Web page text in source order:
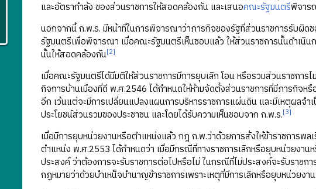
และอัตรากำลัง ของส่วนราชการให้สอดคล้องกัน และเสนอคณะรัฐมนตรีพิจาร
นอกจากนี้ ก.พ.ร. มีหน้าที่ในการพิจารณาว่าภารกิจของรัฐที่ส่วนราชการรับผิด
รัฐมนตรีเพื่อพิจารณา เมื่อคณะรัฐมนตรีเห็นชอบแล้ว ให้ส่วนราชการนั้นดำเนิ
นั้นให้สอดคล้องกัน[2]
เมื่อคณะรัฐมนตรีได้มีมติให้ส่วนราชการมีการยุบเลิก โอน หรือรวมส่วนราชกา
กิจการบ้านเมืองที่ดี พ.ศ.2546 ได้กำหนดให้ห้ามจัดตั้งส่วนราชการที่มีภารกิจ
อีก เว้นแต่จะมีการเปลี่ยนแปลงแผนการบริหารราชการแผ่นดิน และมีเหตุผลจ
ประโยชน์ส่วนรวมของประชาชน และโดยได้รับความเห็นชอบจาก ก.พ.ร.[3]
เมื่อมีการยุบหน่วยงานหรือตำแหน่งแล้ว กฎ ก.พ.ว่าด้วยการสั่งให้ข้าราชการ
ตำแหน่ง พ.ศ.2553 ได้กำหนดว่า เมื่อมีกรณีที่ทางราชการเลิกหรือยุบหน่วยงา
ประสงค์ ว่าต้องการจะรับราชการต่อไปหรือไม่ ในกรณีที่ไม่ประสงค์จะรับราช
กฎหมายว่าด้วยบำเหน็จบำนาญข้าราชการเพราะเหตุที่มีการเลิกหรือยุบหน่วยง